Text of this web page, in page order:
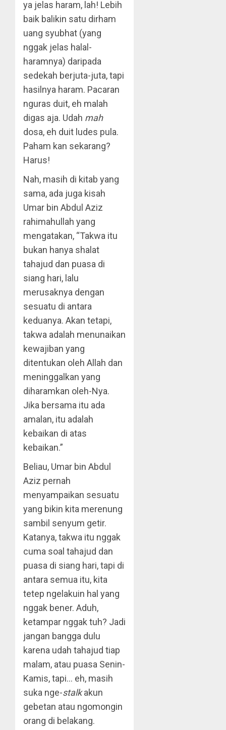
ya jelas haram, lah! Lebih
baik balikin satu dirham
uang syubhat (yang
nggak jelas halal-
haramnya) daripada
sedekah berjuta-juta, tapi
hasilnya haram. Pacaran
nguras duit, eh malah
digas aja. Udah mah
dosa, eh duit ludes pula.
Paham kan sekarang?
Harus!
Nah, masih di kitab yang
sama, ada juga kisah
Umar bin Abdul Aziz
rahimahullah yang
mengatakan, “Takwa itu
bukan hanya shalat
tahajud dan puasa di
siang hari, lalu
merusaknya dengan
sesuatu di antara
keduanya. Akan tetapi,
takwa adalah menunaikan
kewajiban yang
ditentukan oleh Allah dan
meninggalkan yang
diharamkan oleh-Nya.
Jika bersama itu ada
amalan, itu adalah
kebaikan di atas
kebaikan.”
Beliau, Umar bin Abdul
Aziz pernah
menyampaikan sesuatu
yang bikin kita merenung
sambil senyum getir.
Katanya, takwa itu nggak
cuma soal tahajud dan
puasa di siang hari, tapi di
antara semua itu, kita
tetep ngelakuin hal yang
nggak bener. Aduh,
ketampar nggak tuh? Jadi
jangan bangga dulu
karena udah tahajud tiap
malam, atau puasa Senin-
Kamis, tapi… eh, masih
suka nge-stalkakun
gebetan atau ngomongin
orang di belakang.